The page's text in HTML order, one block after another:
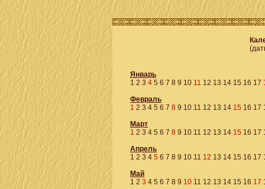
Январь
1 2 3 4 5 6 7 8 9 10 11 12 13 14 15 16 17
Февраль
1 2 3 4 5 6 7 8 9 10 11 12 13 14 15 16 17
Март
1 2 3 4 5 6 7 8 9 10 11 12 13 14 15 16 17
Апрель
1 2 3 4 5 6 7 8 9 10 11 12 13 14 15 16 17
Май
1 2 3 4 5 6 7 8 9 10 11 12 13 14 15 16 17